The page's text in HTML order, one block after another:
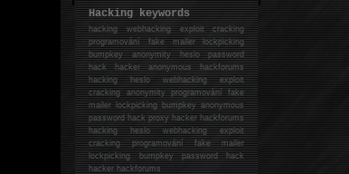
Hacking keywords
hackingwebhacking exploit cracking
programování fake mailer lockpicking
bumpkey anonymity heslo password
hackhacker anonymous hackforums
hackingheslo webhacking exploit
cracking anonymity programování fake
mailer lockpicking bumpkey anonymous
password hack proxy hacker hackforums
hacking heslo webhacking exploit
cracking programování fake mailer
lockpicking bumpkey password hack
hackerhackforums